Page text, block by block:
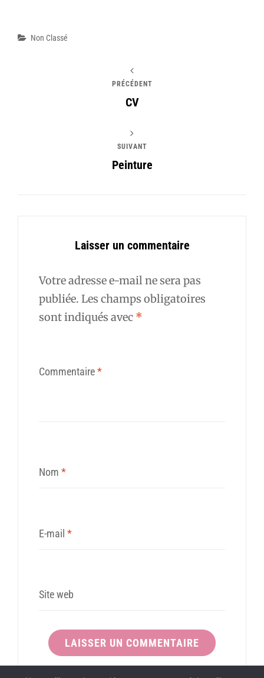
Non Classé
PRÉCÉDENT
CV
SUIVANT
Peinture
Laisser un commentaire
Votre adresse e-mail ne sera pas
publiée. Les champs obligatoires
sont indiqués avec *
Commentaire*
Nom *
E-mail *
Site web